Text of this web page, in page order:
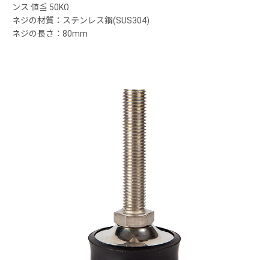
ンス 値≦ 50KΩ
ネジの材質：ステンレス鋼(SUS304)
ネジの長さ：80mm